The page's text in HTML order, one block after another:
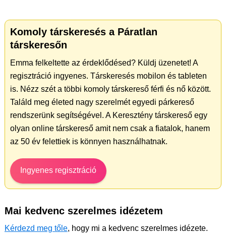
Komoly társkeresés a Páratlan
társkeresőn
Emma felkeltette az érdeklődésed? Küldj üzenetet! A
regisztráció ingyenes. Társkeresés mobilon és tableten
is. Nézz szét a többi komoly társkereső férfi és nő között.
Találd meg életed nagy szerelmét egyedi párkereső
rendszerünk segítségével. A Keresztény társkereső egy
olyan online társkereső amit nem csak a fiatalok, hanem
az 50 év felettiek is könnyen használhatnak.
Ingyenes regisztráció
Mai kedvenc szerelmes idézetem
Kérdezd meg tőle, hogy mi a kedvenc szerelmes idézete.